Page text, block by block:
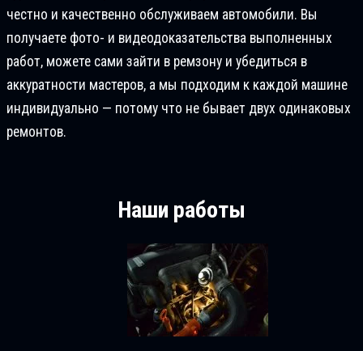
честно и качественно обслуживаем автомобили. Вы
получаете фото- и видеодоказательства выполненных
работ, можете сами зайти в ремзону и убедиться в
аккуратности мастеров, а мы подходим к каждой машине
индивидуально — потому что не бывает двух одинаковых
ремонтов.
Наши работы